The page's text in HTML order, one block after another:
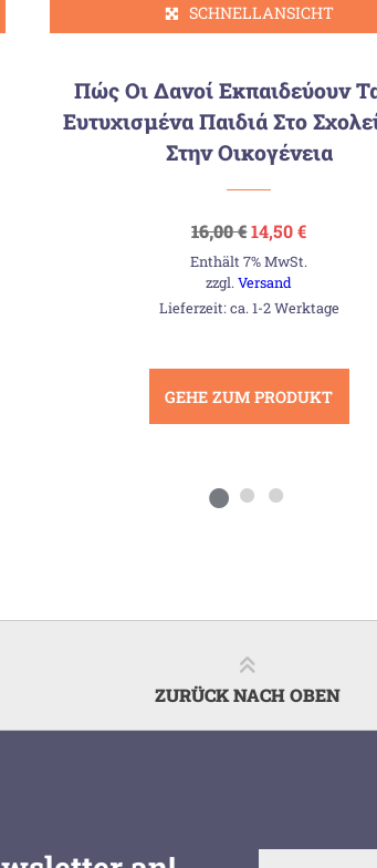
SCHNELLANSICHT
Πώς Οι Δανοί Εκπαιδεύουν
Ευτυχισμένα Παιδιά Στο
Στην Οικογένεια
16,00€Ursprünglicher
Preis
war:
16,00 €
14,50€Aktueller
ist:
Enthält 7% MwSt.
zzgl.Versand
Lieferzeit: ca. 1-2 Werktage
GEHE ZUM PRODUKT
ZURÜCK NACH OBEN